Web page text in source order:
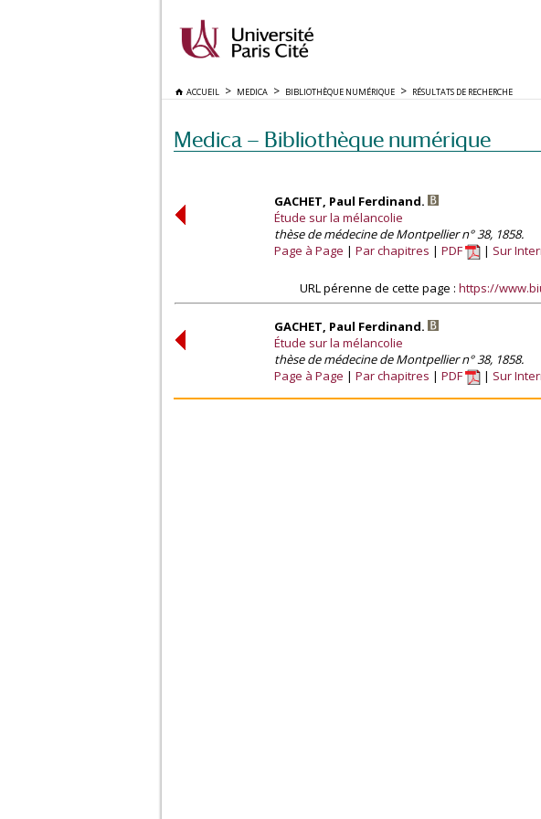
ACCUEIL MEDICA BIBLIOTHÈQUE NUMÉRIQUE RÉSULTATS DE RECHERCHE
Medica — Bibliothèque numérique
GACHET, Paul Ferdinand.
Étude sur la mélancolie
thèse de médecine de Montpellier n° 38, 1858.
Page à Page
Par chapitres PDF Sur
URL pérenne de cette page : https://
GACHET, Paul Ferdinand.
Étude sur la mélancolie
thèse de médecine de Montpellier n° 38, 1858.
Page à Page
Par chapitres PDF Sur